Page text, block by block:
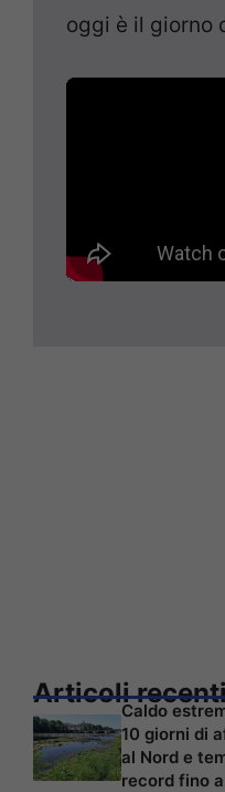
oggi è il giorno
Articoli
Caldo
10 giorni di
al Nord e
record fino